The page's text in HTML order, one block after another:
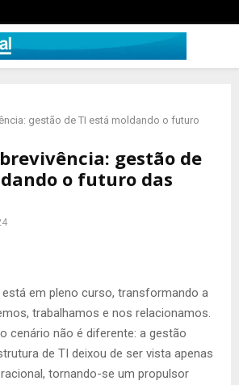
gestão de TI está moldando o futuro
gestão de
o futuro das
em pleno curso, transformando a
trabalhamos e nos relacionamos.
cenário não é diferente: a gestão
de TI deixou de ser vista apenas
tornando-se um propulsor